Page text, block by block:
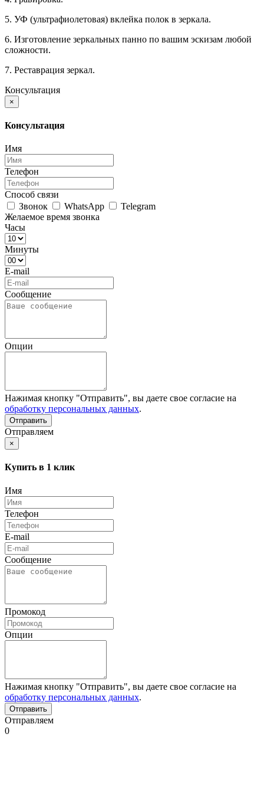
5. УФ (ультрафиолетовая) вклейка полок в зеркала.
6. Изготовление зеркальных панно по вашим эскизам любой
сложности.
7. Реставрация зеркал.
Консультация
×
Консультация
Имя
Телефон
Способ связи
Звонок
WhatsApp
Telegram
Желаемое время звонка
Часы
Минуты
E-mail
Сообщение
Опции
Нажимая кнопку "Отправить", вы даете свое согласие на
обработку персональных данных.
Отправляем
×
Купить в 1 клик
Имя
Телефон
E-mail
Сообщение
Промокод
Опции
Нажимая кнопку "Отправить", вы даете свое согласие на
обработку персональных данных.
Отправляем
0